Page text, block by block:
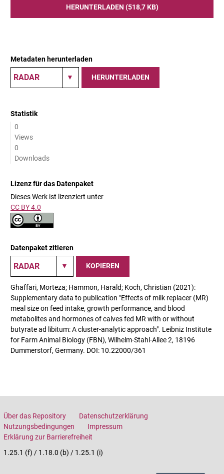
HERUNTERLADEN (518,7 KB)
Metadaten herunterladen
HERUNTERLADEN
Statistik
0
Views
0
Downloads
Lizenz für das Datenpaket
Dieses Werk ist lizenziert unter
CC BY 4.0
Datenpaket zitieren
KOPIEREN
Ghaffari, Morteza; Hammon, Harald; Koch, Christian (2021):
Supplementary data to publication "Effects of milk replacer (MR)
meal size on feed intake, growth performance, and blood
metabolites and hormones of calves fed MR with or without
butyrate ad libitum: A cluster-analytic approach". Leibniz Institute
for Farm Animal Biology (FBN), Wilhelm-Stahl-Allee 2, 18196
Dummerstorf, Germany. DOI: 10.22000/361
Über das Repository
Datenschutzerklärung
Nutzungsbedingungen
Impressum
Erklärung zur Barrierefreiheit
1.25.1 (f) / 1.18.0 (b) / 1.25.1 (i)